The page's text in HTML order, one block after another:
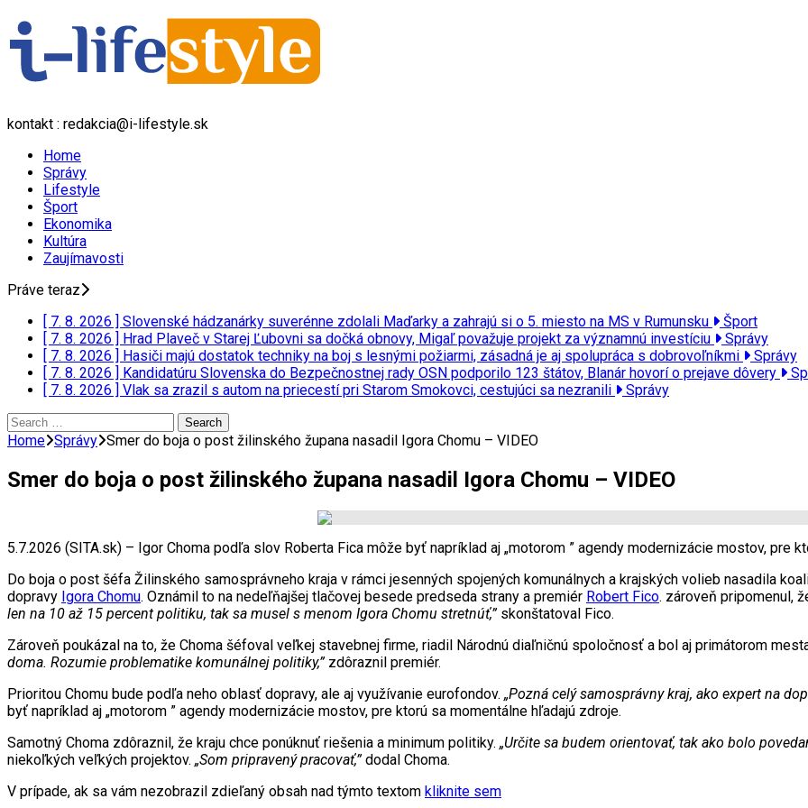
kontakt : redakcia@i-lifestyle.sk
Home
Správy
Lifestyle
Šport
Ekonomika
Kultúra
Zaujímavosti
Práve teraz
[ 7. 8. 2026 ] Slovenské hádzanárky suverénne zdolali Maďarky a zahrajú si o 5. miesto na MS v Rumunsku
Šport
[ 7. 8. 2026 ] Hrad Plaveč v Starej Ľubovni sa dočká obnovy, Migaľ považuje projekt za významnú investíciu
Správy
[ 7. 8. 2026 ] Hasiči majú dostatok techniky na boj s lesnými požiarmi, zásadná je aj spolupráca s dobrovoľníkmi
Správy
[ 7. 8. 2026 ] Kandidatúru Slovenska do Bezpečnostnej rady OSN podporilo 123 štátov, Blanár hovorí o prejave dôvery
[ 7. 8. 2026 ] Vlak sa zrazil s autom na priecestí pri Starom Smokovci, cestujúci sa nezranili
Správy
Search
for:
Home Správy Smer do boja o post žilinského župana nasadil Igora Chomu – VIDEO
Smer do boja o post žilinského župana nasadil Igora Chomu – VIDEO
5.7.2026 (SITA.sk) – Igor Choma podľa slov Roberta Fica môže byť napríklad aj „motorom ” agendy modernizácie mostov, pre
Do boja o post šéfa Žilinského samosprávneho kraja v rámci jesenných spojených komunálnych a krajských volieb nasadila
dopravy Igora Chomu. Oznámil to na nedeľňajšej tlačovej besede predseda strany a premiér Robert Fico. zároveň pripomenul,
len na 10 až 15 percent politiku, tak sa musel s menom Igora Chomu stretnúť,”skonštatoval Fico.
Zároveň poukázal na to, že Choma šéfoval veľkej stavebnej firme, riadil Národnú diaľničnú spoločnosť a bol aj primátorom
doma. Rozumie problematike komunálnej politiky,”zdôraznil premiér.
Prioritou Chomu bude podľa neho oblasť dopravy, ale aj využívanie eurofondov. „Pozná celý samosprávny kraj, ako expert na
byť napríklad aj „motorom ” agendy modernizácie mostov, pre ktorú sa momentálne hľadajú zdroje.
Samotný Choma zdôraznil, že kraju chce ponúknuť riešenia a minimum politiky. „Určite sa budem orientovať, tak ako bolo
niekoľkých veľkých projektov. „Som pripravený pracovať,”dodal Choma.
V prípade, ak sa vám nezobrazil zdieľaný obsah nad týmto textom kliknite sem